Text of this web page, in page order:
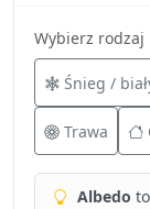
Wybierz
Śnieg /
Trawa
Albedo